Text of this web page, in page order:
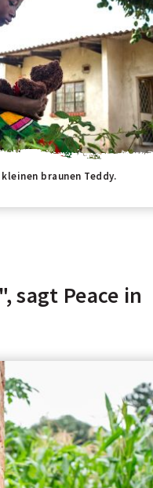
braunen Teddy.
sagt Peace in